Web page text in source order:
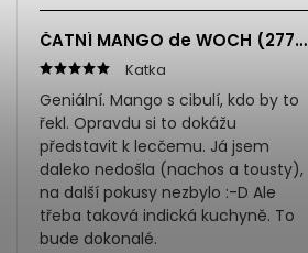
ČATNÍ MANGO de WOCH (277ml)
Katka
Geniální. Mango s cibulí, kdo by to
řekl. Opravdu si to dokážu
představit k lecčemu. Já jsem
daleko nedošla (nachos a tousty),
na další pokusy nezbylo :-D Ale
třeba taková indická kuchyně. To
bude dokonalé.